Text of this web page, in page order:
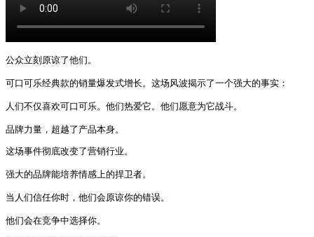
公众立刻原谅了他们。
可口可乐经典款的销量爆发式增长。这场风波揭示了一个强大的事实：
人们不仅喜欢可口可乐。他们热爱它。他们愿意为它战斗。
品牌力量，超越了产品本身。
这场事件彻底改变了营销行业。
强大的品牌能培养情感上的捍卫者。
当人们信任你时，他们会原谅你的错误。
他们会在竞争中选择你。